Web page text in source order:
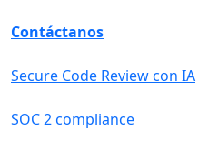
Contáctanos
Secure Code Review con IA
SOC 2 compliance